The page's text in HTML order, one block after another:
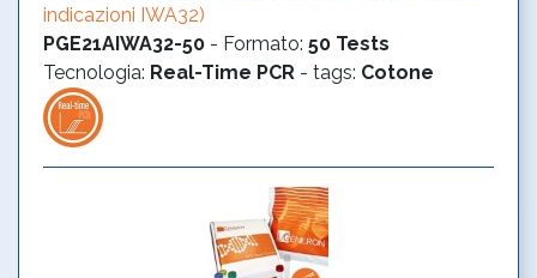
indicazioni IWA32)
PGE21AIWA32-50 - Formato: 50 Tests
Tecnologia: Real-Time PCR - tags: Cotone